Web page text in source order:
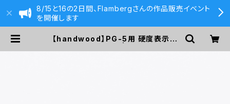
8/15と16の2日間、Flambergさんの作品販売イベント
を開催します
【handwood】PG-5用 硬度表示窓